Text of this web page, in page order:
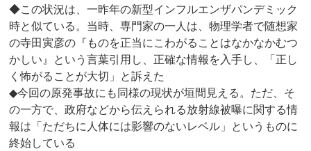
◆この状況は、一昨年の新型インフルエンザパンデミック
時と似ている。当時、専門家の一人は、物理学者で随想家
の寺田寅彦の『ものを正当にこわがることはなかなかむつ
かしい』という言葉引用し、正確な情報を入手し、「正し
く怖がることが大切」と訴えた
◆今回の原発事故にも同様の現状が垣間見える。ただ、そ
の一方で、政府などから伝えられる放射線被曝に関する情
報は「ただちに人体には影響のないレベル」というものに
終始している